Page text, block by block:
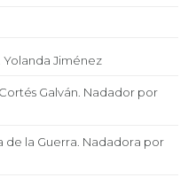
Yolanda Jiménez
Galván. Nadador por
de la Guerra. Nadadora por